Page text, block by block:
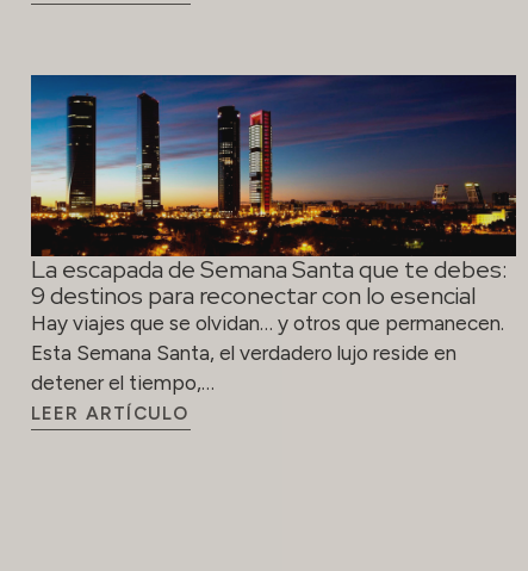
La escapada de Semana Santa que te debes:
9 destinos para reconectar con lo esencial
Hay viajes que se olvidan… y otros que permanecen.
Esta Semana Santa, el verdadero lujo reside en
detener el tiempo,…
LEER ARTÍCULO